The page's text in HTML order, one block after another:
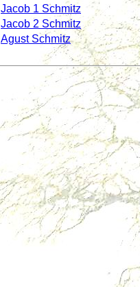
Jacob 1 Schmitz
Jacob 2 Schmitz
Agust Schmitz